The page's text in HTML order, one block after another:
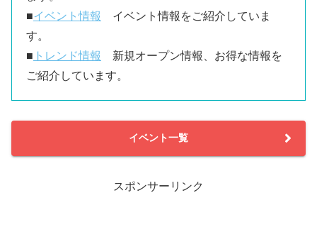
■イベント情報
イベント情報をご紹介していま
す。
■ トレンド情報
新規オープン情報、お得な情報を
ご紹介しています。
イベント一覧
スポンサーリンク